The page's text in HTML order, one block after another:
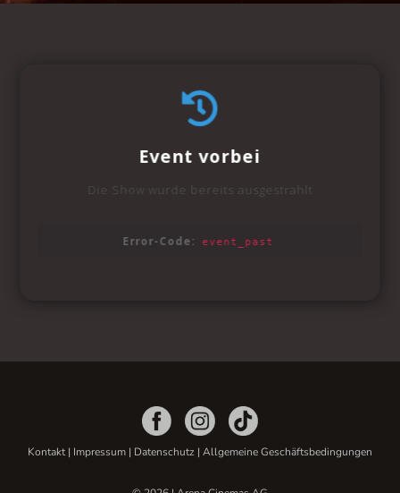
Kontakt| Impressum | Datenschutz | Allgemeine Geschäftsbedingungen